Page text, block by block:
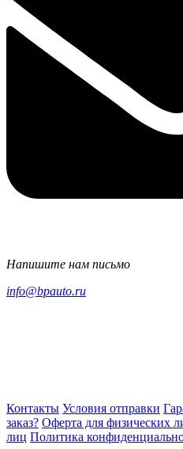
Напишите нам письмо
info@bpauto.ru
Контакты Условия отправки
заказ? Оферта для физических
лиц Политика